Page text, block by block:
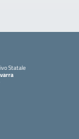
Statale